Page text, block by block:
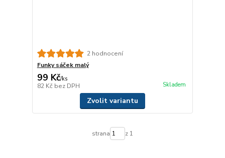
2 hodnocení
Funky sáček malý
99 Kč/ks
82 Kč bez DPH Skladem
Zvolit variantu
strana z 1